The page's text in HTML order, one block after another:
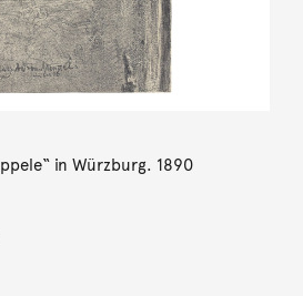
in Würzburg. 1890